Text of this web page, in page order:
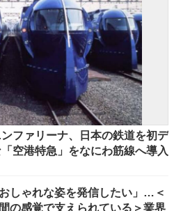
ファリーナ、日本の鉄道を初デ
空港特急」をなにわ筋線へ導入
しゃれな姿を発信したい」…＜
の感覚で支えられている＞業界